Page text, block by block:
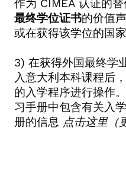
作为 CIMEA 认证的
最终学位证书的价值
或在获得该学位的国
3) 在获得外国最终学
入意大利本科课程后
的入学程序进行操作
习手册中包含有关入
册的信息 点击这里（